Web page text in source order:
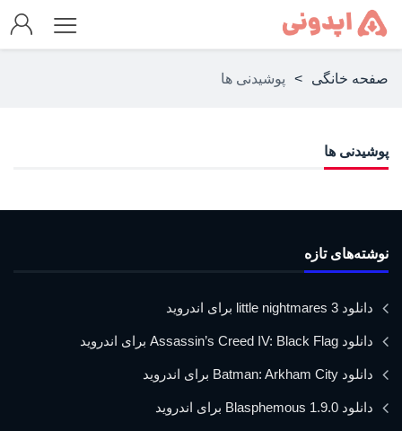
صفحه خانگی > پوشیدنی ها
پوشیدنی ها
نوشته‌های تازه
دانلود little nightmares 3 برای اندروید
دانلود Assassin’s Creed IV: Black Flag برای اندروید
دانلود Batman: Arkham City برای اندروید
دانلود Blasphemous 1.9.0 برای اندروید